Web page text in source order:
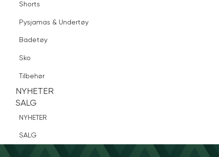
Sko
Tilbehør
NYHETER
SALG
NYHETER
SALG
Shorts
Pysjamas & Undertøy
Badetøy
Sko
Tilbehør
NYHETER
SALG
NYHETER
SALG